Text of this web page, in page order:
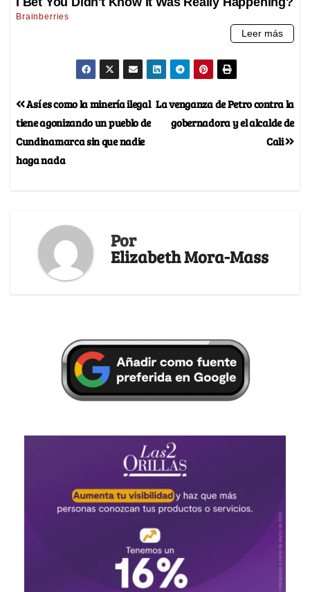
La venganza de Petro contra la
gobernadora y el alcalde de
Cali
Así es como la minería ilegal
tiene agonizando un pueblo de
Cundinamarca sin que nadie
haga nada
Por
Elizabeth Mora-Mass